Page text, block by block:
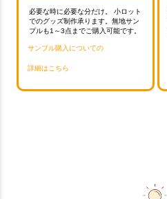
必要な時に必要な分だけ。 小ロット
でのグッズ制作承ります。無地サン
プルも1～3点までご購入可能です。
サンプル購入についての
詳細はこちら